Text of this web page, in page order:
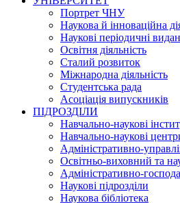
Портрет ЧНУ
Наукова й інноваційна
Наукові періодичні
Освітня діяльність
Сталий розвиток
Міжнародна діяльність
Студентська рада
Асоціація випускників
ПІДРОЗДІЛИ
Навчально-наукові
Навчально-наукові
Адміністративно-
Освітньо-виховний та
Адміністративно-
Наукові підрозділи
Наукова бібліотека